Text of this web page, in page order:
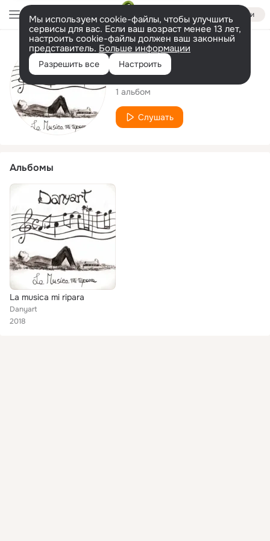
Войти
Мы используем cookie-файлы, чтобы улучшить
сервисы для вас. Если ваш возраст менее 13 лет,
настроить cookie-файлы должен ваш законный
представитель. Больше информации
Разрешить все Настроить
Исполнитель
Danyart
1 альбом
Слушать
Альбомы
La musica mi ripara
Danyart
2018